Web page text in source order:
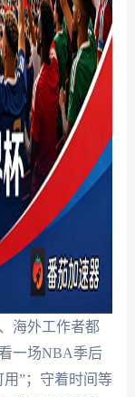
海外工作者都
一场NBA季后
”；守着时间等